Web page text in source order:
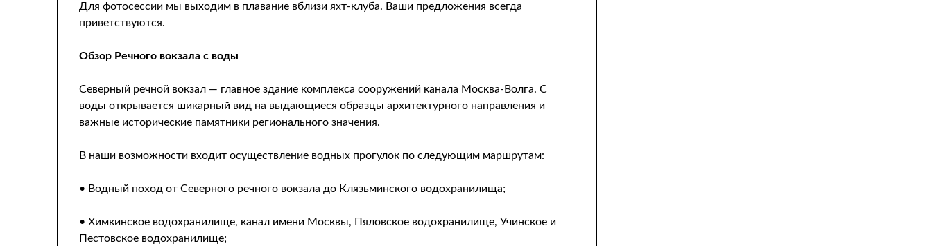
Для фотосессии мы выходим в плавание вблизи яхт-клуба. Ваши предложения всегда
приветствуются.
Обзор Речного вокзала с воды
Северный речной вокзал — главное здание комплекса сооружений канала Москва-Волга. С
воды открывается шикарный вид на выдающиеся образцы архитектурного направления и
важные исторические памятники регионального значения.
В наши возможности входит осуществление водных прогулок по следующим маршрутам:
• Водный поход от Северного речного вокзала до Клязьминского водохранилища;
• Химкинское водохранилище, канал имени Москвы, Пяловское водохранилище, Учинское и
Пестовское водохранилище;